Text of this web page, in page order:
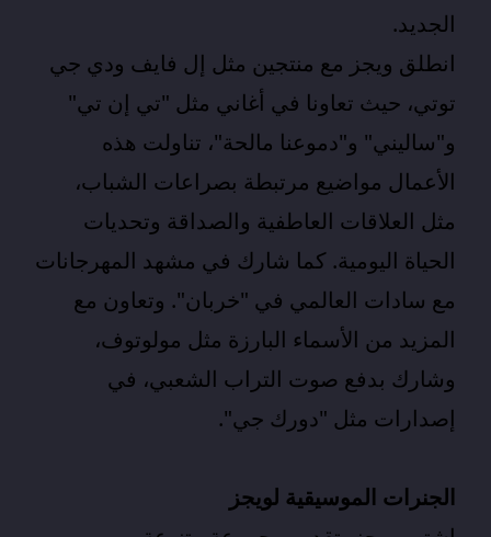
الجديد.
انطلق ويجز مع منتجين مثل إل فايف ودي جي
توتي، حيث تعاونا في أغاني مثل "تي إن تي"
و"ساليني" و"دموعنا مالحة"، تناولت هذه
الأعمال مواضيع مرتبطة بصراعات الشباب،
مثل العلاقات العاطفية والصداقة وتحديات
الحياة اليومية. كما شارك في مشهد المهرجانات
مع سادات العالمي في "خربان". وتعاون مع
المزيد من الأسماء البارزة مثل مولوتوف،
وشارك بدفع صوت التراب الشعبي، في
إصدارات مثل "دورك جي".
الجنرات الموسيقية لويجز